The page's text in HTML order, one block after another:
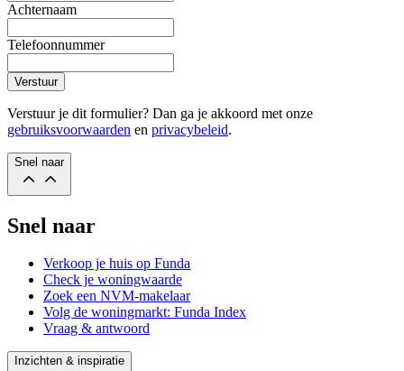
Achternaam
Telefoonnummer
Verstuur
Verstuur je dit formulier? Dan ga je akkoord met onze
gebruiksvoorwaarden en privacybeleid.
Snel naar
Snel naar
Verkoop je huis op Funda
Check je woningwaarde
Zoek een NVM-makelaar
Volg de woningmarkt: Funda Index
Vraag & antwoord
Inzichten & inspiratie